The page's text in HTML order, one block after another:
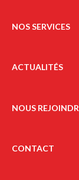
NOS SERVICES
ACTUALITÉS
NOUS
CONTACT